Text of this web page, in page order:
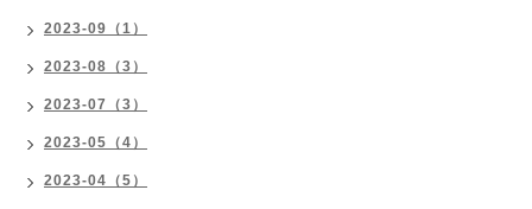
2023-09（1）
2023-08（3）
2023-07（3）
2023-05（4）
2023-04（5）